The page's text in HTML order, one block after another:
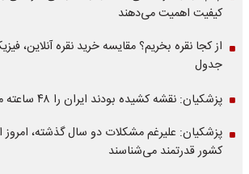
کیفیت اهمیت می‌دهند
جدول
پزشکیان: نقشه کشیده بودند ایران را ۴۸ ساعته مثل سوریه بگیرند
پزشکیان: علیرغم مشکلات دو سال گذشته، امروز
کشور قدرتمند می‌شناسند